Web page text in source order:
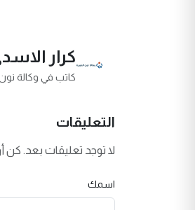
كرار
كاتب في وكالة نون
التعليقات
لا توجد تعليقات بعد.
اسمك